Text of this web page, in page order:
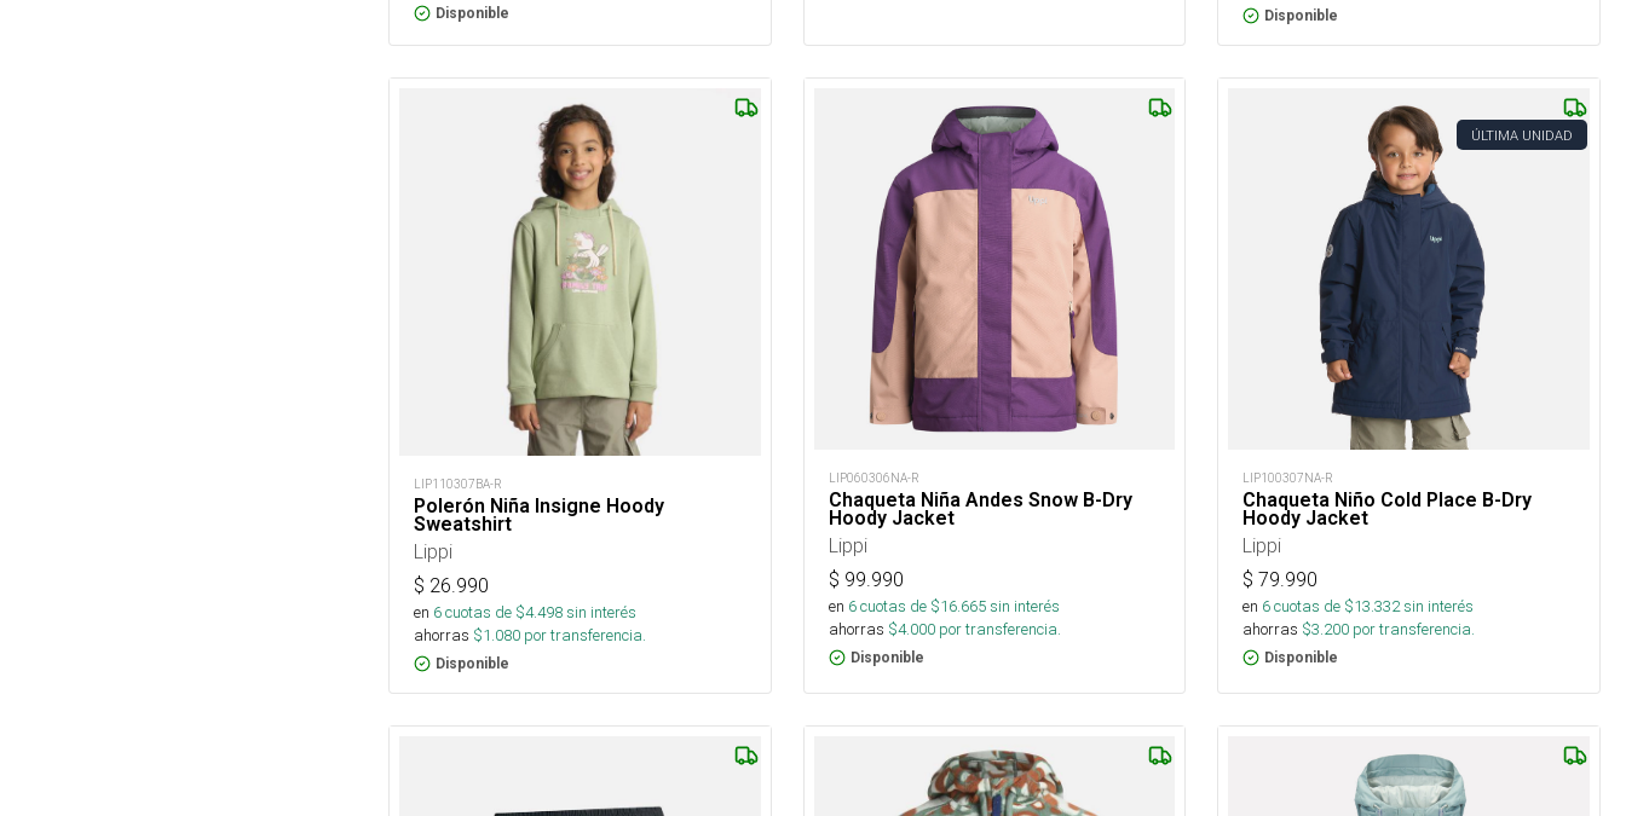
Disponible Disponible
LIP110307BA-R
Polerón Niña Insigne Hoody
Sweatshirt
Lippi
$ 26.990
en 6cuotas de $4.498sin interés
ahorras $1.080 por transferencia.
Disponible
LIP060306NA-R
Chaqueta Niña Andes Snow B-Dry
Hoody Jacket
Lippi
$ 99.990
en 6cuotas de $16.665sin interés
ahorras $4.000por transferencia.
Disponible
ÚLTIMA UNIDAD
LIP100307NA-R
Chaqueta Niño Cold Place B-Dry
Hoody Jacket
Lippi
$79.990
en 6cuotas de $13.332sin interés
ahorras $3.200 por transferencia.
Disponible